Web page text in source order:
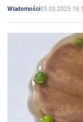
Wiadomości05.03.2025